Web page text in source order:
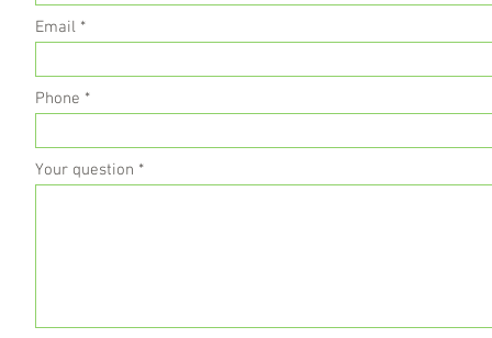
Email
Phone
Your question